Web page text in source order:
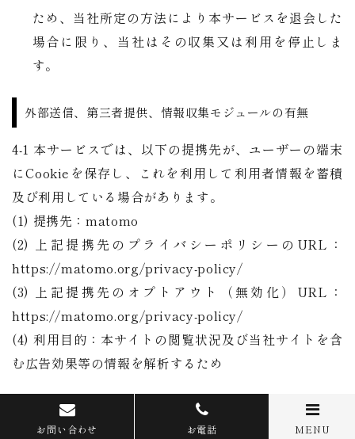
ため、当社所定の方法により本サービスを退会した
場合に限り、当社はその収集又は利用を停止しま
す。
外部送信、第三者提供、情報収集モジュールの有無
4-1 本サービスでは、以下の提携先が、ユーザーの端末
にCookieを保存し、これを利用して利用者情報を蓄積
及び利用している場合があります。
(1) 提携先：matomo
(2) 上記提携先のプライバシーポリシーのURL：
https://matomo.org/privacy-policy/
(3) 上記提携先のオプトアウト（無効化）URL：
https://matomo.org/privacy-policy/
(4) 利用目的：本サイトの閲覧状況及び当社サイトを含
む広告効果等の情報を解析するため
第三者提供
お問い合わせ お電話 MENU